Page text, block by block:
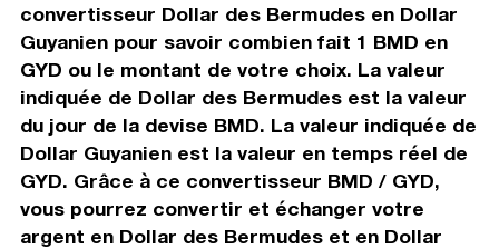
convertisseur Dollar des Bermudes en Dollar
Guyanien pour savoir combien fait 1 BMD en
GYD ou le montant de votre choix. La valeur
indiquée de Dollar des Bermudes est la valeur
du jour de la devise BMD. La valeur indiquée de
Dollar Guyanien est la valeur en temps réel de
GYD. Grâce à ce convertisseur BMD / GYD,
vous pourrez convertir et échanger votre
argent en Dollar des Bermudes et en Dollar